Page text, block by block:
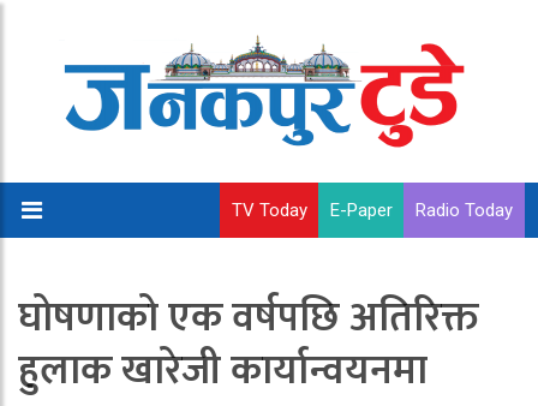
TV Today E-Paper Radio Today
घोषणाको एक वर्षपछि अतिरिक्त
हुलाक खारेजी कार्यान्वयनमा